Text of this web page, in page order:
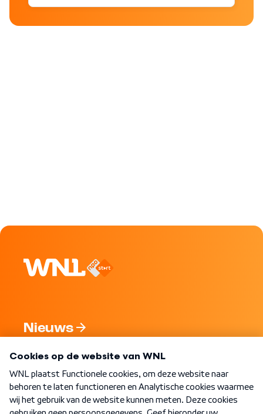
Nieuws
Nieuwsbrief
Word Lid